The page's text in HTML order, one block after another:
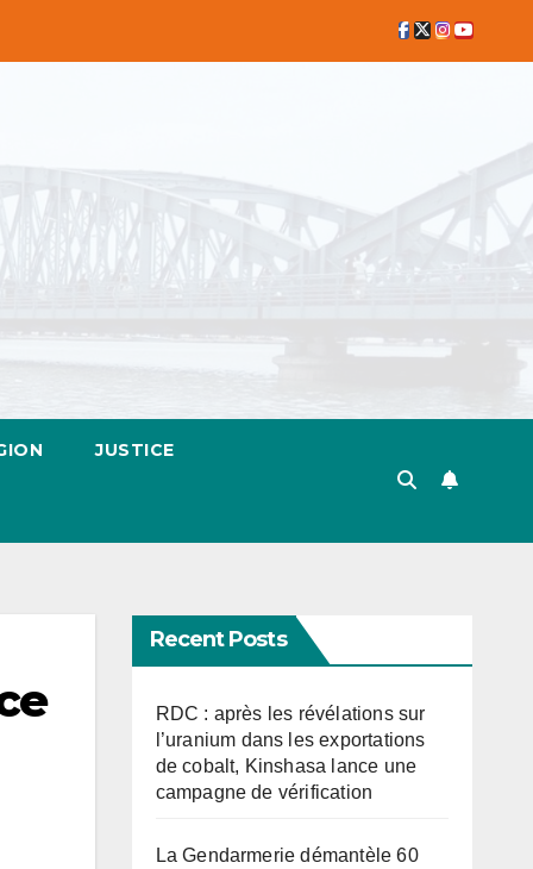
JUSTICE
Recent Posts
RDC : après les révélations sur
l’uranium dans les exportations
de cobalt, Kinshasa lance une
campagne de vérification
La Gendarmerie démantèle 60